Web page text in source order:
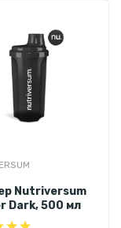
Nutriversum
Dark, 500 мл